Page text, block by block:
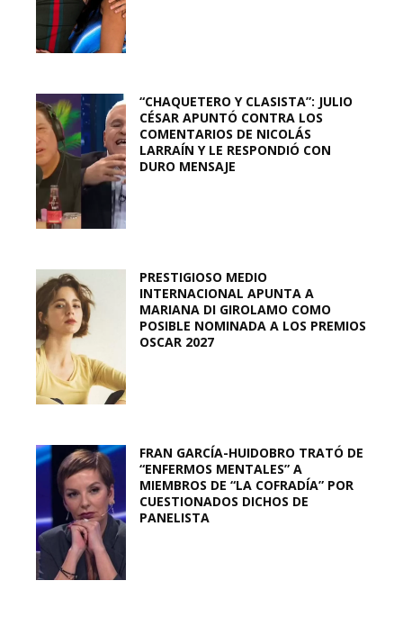
“CHAQUETERO Y CLASISTA”: JULIO
CÉSAR APUNTÓ CONTRA LOS
COMENTARIOS DE NICOLÁS
LARRAÍN Y LE RESPONDIÓ CON
DURO MENSAJE
PRESTIGIOSO MEDIO
INTERNACIONAL APUNTA A
MARIANA DI GIROLAMO COMO
POSIBLE NOMINADA A LOS PREMIOS
OSCAR 2027
FRAN GARCÍA-HUIDOBRO TRATÓ DE
“ENFERMOS MENTALES” A
MIEMBROS DE “LA COFRADÍA” POR
CUESTIONADOS DICHOS DE
PANELISTA